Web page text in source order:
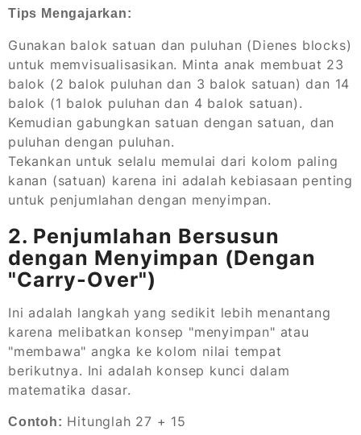
Tips Mengajarkan:
Gunakan balok satuan dan puluhan (Dienes blocks)
untuk memvisualisasikan. Minta anak membuat 23
balok (2 balok puluhan dan 3 balok satuan) dan 14
balok (1 balok puluhan dan 4 balok satuan).
Kemudian gabungkan satuan dengan satuan, dan
puluhan dengan puluhan.
Tekankan untuk selalu memulai dari kolom paling
kanan (satuan) karena ini adalah kebiasaan penting
untuk penjumlahan dengan menyimpan.
2. Penjumlahan Bersusun
dengan Menyimpan (Dengan
"Carry-Over")
Ini adalah langkah yang sedikit lebih menantang
karena melibatkan konsep "menyimpan" atau
"membawa" angka ke kolom nilai tempat
berikutnya. Ini adalah konsep kunci dalam
matematika dasar.
Contoh: Hitunglah 27 + 15